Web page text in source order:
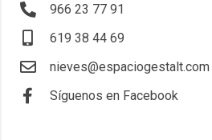
966 23 77 91
619 38 44 69
nieves@espaciogestalt.com
Síguenos en Facebook